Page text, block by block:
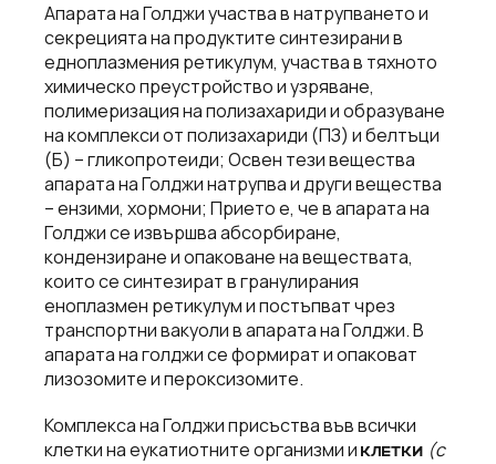
Апарата на Голджи участва в натрупването и
секрецията на продуктите синтезирани в
едноплазмения ретикулум, участва в тяхното
химическо преустройство и узряване,
полимеризация на полизахариди и образуване
на комплекси от полизахариди (ПЗ) и белтъци
(Б) – гликопротеиди; Освен тези вещества
апарата на Голджи натрупва и други вещества
– ензими, хормони; Прието е, че в апарата на
Голджи се извършва абсорбиране,
кондензиране и опаковане на веществата,
които се синтезират в гранулирания
еноплазмен ретикулум и постъпват чрез
транспортни вакуоли в апарата на Голджи. В
апарата на голджи се формират и опаковат
лизозомите и пероксизомите.
Комплекса на Голджи присъства във всички
клетки на еукатиотните организми и КЛЕТКИ
(с